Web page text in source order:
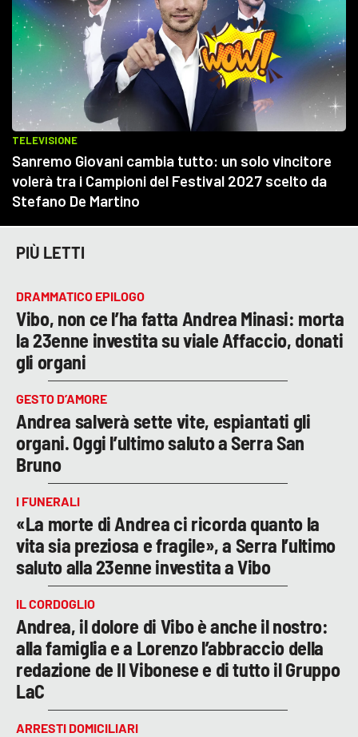
PIÙ LETTI
DRAMMATICO EPILOGO
Vibo, non ce l’ha fatta Andrea Minasi: morta
la 23enne investita su viale Affaccio, donati
gli organi
GESTO D’AMORE
Andrea salverà sette vite, espiantati gli
organi. Oggi l’ultimo saluto a Serra San
Bruno
I FUNERALI
«La morte di Andrea ci ricorda quanto la
vita sia preziosa e fragile», a Serra l’ultimo
saluto alla 23enne investita a Vibo
IL CORDOGLIO
Andrea, il dolore di Vibo è anche il nostro:
alla famiglia e a Lorenzo l’abbraccio della
redazione de Il Vibonese e di tutto il Gruppo
LaC
ARRESTI DOMICILIARI